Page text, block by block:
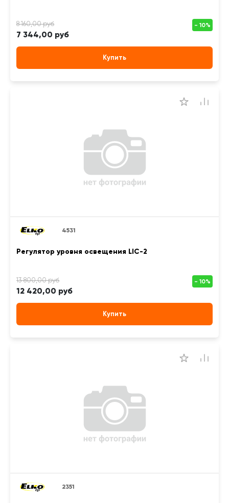
7 344,00 руб
Купить
4531
Регулятор уровня освещения LIC-2
12 420,00 руб
Купить
2351